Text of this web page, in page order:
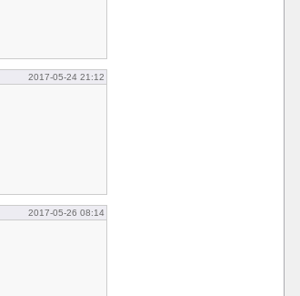
2017-05-24 21:12
2017-05-26 08:14